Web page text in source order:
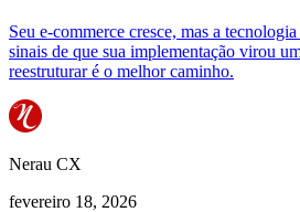
Seu e-commerce cresce, mas a
sinais de que sua implementação virou
reestruturar é o melhor caminho.
Nerau CX
fevereiro 18, 2026